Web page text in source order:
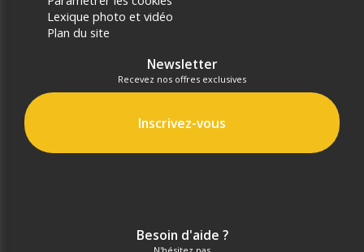
Lexique photo et vidéo
Plan du site
Newsletter
Recevez nos offres exclusives
Inscrivez-vous
Besoin d'aide ?